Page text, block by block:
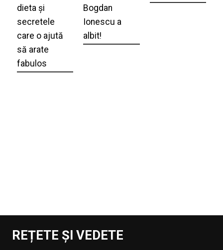
dieta și
secretele
care o ajută
să arate
fabulos
Bogdan
Ionescu a
albit!
REȚETE ȘI VEDETE